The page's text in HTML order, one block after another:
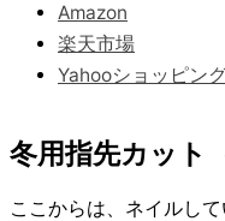
Amazon
楽天市場
Yahooショッピン
冬用指先カット
ここからは、ネイルし